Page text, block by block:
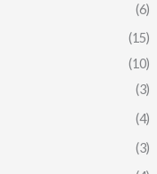
(6)
(15)
(10)
(3)
(4)
(3)